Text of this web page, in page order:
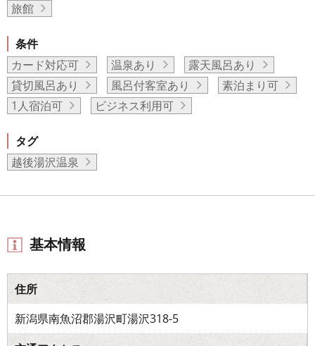
旅館
条件
カード対応可
温泉あり
露天風呂あり
貸切風呂あり
風呂付客室あり
素泊まり可
1人宿泊可
ビジネス利用可
タグ
越後湯沢温泉
基本情報
住所
新潟県南魚沼郡湯沢町湯沢318-5